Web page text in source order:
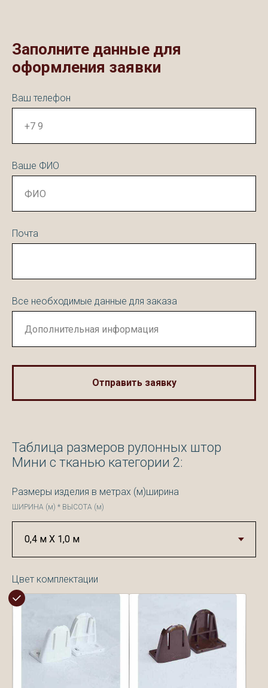
Заполните данные для
оформления заявки
Ваш телефон
Ваше ФИО
Почта
Все необходимые данные для заказа
Отправить заявку
Таблица размеров рулонных штор
Мини с тканью категории 2:
Размеры изделия в метрах (м)ширина
ШИРИНА (м) * ВЫСОТА (м)
Цвет комплектации